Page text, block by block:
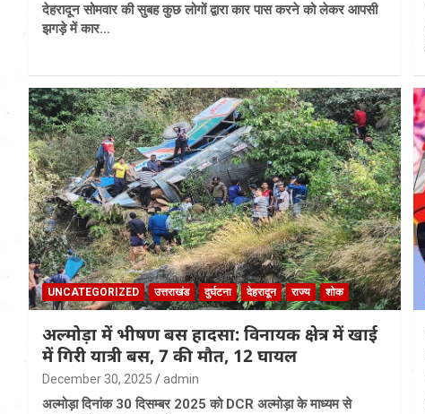
देहरादून सोमवार की सुबह कुछ लोगों द्वारा कार पास करने को लेकर आपसी
झगड़े में कार…
UNCATEGORIZED उत्तराखंड दुर्घटना देहरादून राज्य शोक
अल्मोड़ा में भीषण बस हादसा: विनायक क्षेत्र में खाई
में गिरी यात्री बस, 7 की मौत, 12 घायल
December 30, 2025 admin
अल्मोड़ा दिनांक 30 दिसम्बर 2025 को DCR अल्मोड़ा के माध्यम से